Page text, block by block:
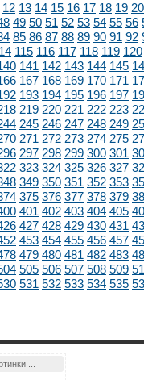
12 13 14 15 16 17 18 19 20
49 50 51 52 53 54 55 56
85 86 87 88 89 90 91 92
115 116 117 118 119 120
141 142 143 144 145
167 168 169 170 171
193 194 195 196 197
219 220 221 222 223
245 246 247 248 249
271 272 273 274 275
297 298 299 300 301
323 324 325 326 327
349 350 351 352 353
375 376 377 378 379
401 402 403 404 405
427 428 429 430 431
453 454 455 456 457
479 480 481 482 483
505 506 507 508 509
531 532 533 534 535
...